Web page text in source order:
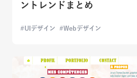
ントレンドまとめ
UIデザイン Webデザイン